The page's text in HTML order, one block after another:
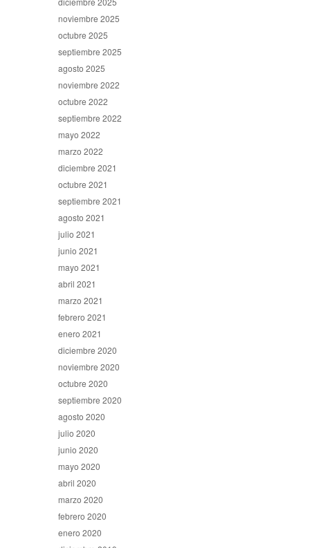
noviembre 2025
octubre 2025
septiembre 2025
agosto 2025
noviembre 2022
octubre 2022
septiembre 2022
mayo 2022
marzo 2022
diciembre 2021
octubre 2021
septiembre 2021
agosto 2021
julio 2021
junio 2021
mayo 2021
abril 2021
marzo 2021
febrero 2021
enero 2021
diciembre 2020
noviembre 2020
octubre 2020
septiembre 2020
agosto 2020
julio 2020
junio 2020
mayo 2020
abril 2020
marzo 2020
febrero 2020
enero 2020